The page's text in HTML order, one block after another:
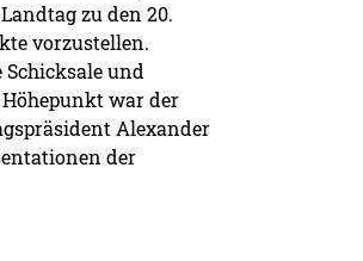
zu den 20.
vorzustellen.
und
war der
Alexander
der